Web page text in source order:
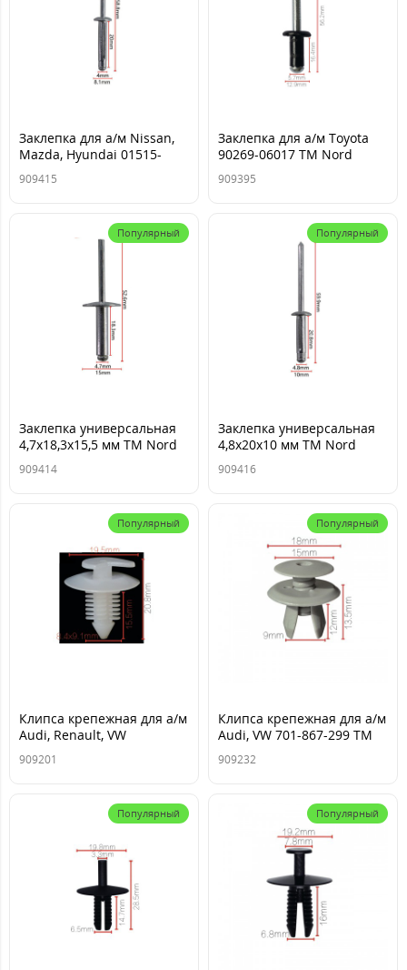
Заклепка для а/м Nissan,
Mazda, Hyundai 01515-
0009U BN8F-50-355, 81784-
B3000 4x20x8мм ТМ Nord
909415
Заклепка для а/м Toyota
90269-06017 ТМ Nord
YADA
909395
Популярный
Заклепка универсальная
4,7x18,3x15,5 мм ТМ Nord
YADA
909414
Популярный
Заклепка универсальная
4,8x20x10 мм ТМ Nord
YADA
909416
Популярный
Клипса крепежная для а/м
Audi, Renault, VW
175867299
8934201681,175- 867-
909201
Популярный
Клипса крепежная для а/м
Audi, VW 701-867-299 ТМ
Nord YADA
909232
Популярный Популярный